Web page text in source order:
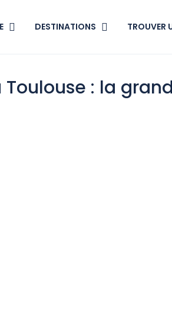
DESTINATIONS TROUVER
: la